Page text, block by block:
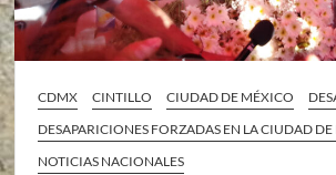
CDMX CINTILLO CIUDAD DE MÉXICO
DESAPARICIONES FORZADAS EN LA CIUDAD
NOTICIAS NACIONALES